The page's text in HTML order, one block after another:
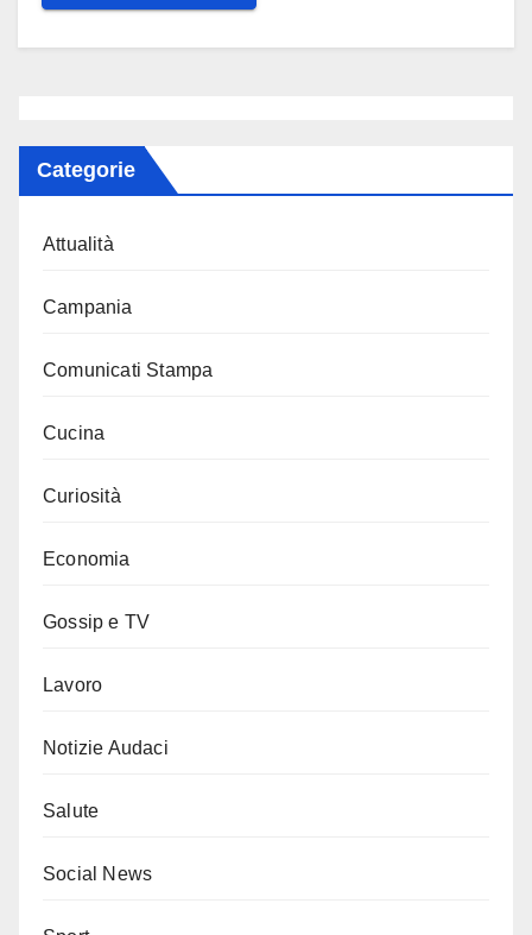
Categorie
Attualità
Campania
Comunicati Stampa
Cucina
Curiosità
Economia
Gossip e TV
Lavoro
Notizie Audaci
Salute
Social News